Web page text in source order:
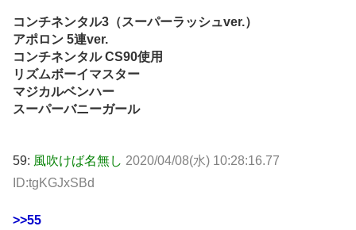
コンチネンタル3（スーパーラッシュver.）
アポロン 5連ver.
コンチネンタル CS90使用
リズムボーイマスター
マジカルベンハー
スーパーバニーガール
59: 風吹けば名無し 2020/04/08(水) 10:28:16.77
ID:tgKGJxSBd
>>55